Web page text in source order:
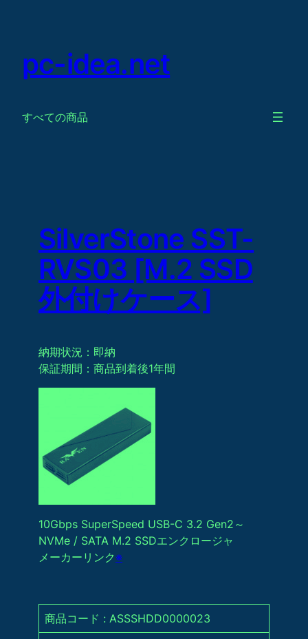
pc-idea.net
すべての商品
SilverStone SST-
RVS03 [M.2 SSD
外付けケース]
納期状況：即納
保証期間：商品到着後1年間
10Gbps SuperSpeed USB-C 3.2 Gen2～
NVMe / SATA M.2 SSDエンクロージャ
メーカーリンク ※
商品コード : ASSSHDD0000023